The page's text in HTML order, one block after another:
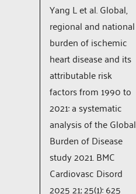
Yang L et al. Global,
regional and national
burden of ischemic
heart disease and its
attributable risk
factors from 1990 to
2021: a systematic
analysis of the Global
Burden of Disease
study 2021. BMC
Cardiovasc Disord
2025 21; 25(1): 625